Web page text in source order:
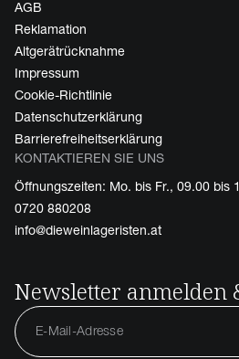
AGB
Reklamation
Altgerätrücknahme
Impressum
Cookie-Richtlinie
Datenschutzerklärung
Barrierefreiheitserklärung
KONTAKTIEREN SIE UNS
Öffnungszeiten: Mo. bis Fr., 09.00 bis
0720 880208
info@dieweinlageristen.at
Newsletter anmelden